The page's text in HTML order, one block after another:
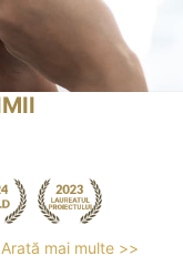
Arată mai multe >>